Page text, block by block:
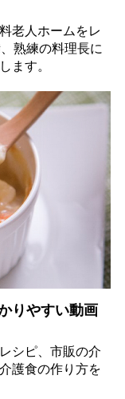
老人ホームをレ
熟練の料理長に
ます。
りやすい動画
シピ、市販の介
護食の作り方を